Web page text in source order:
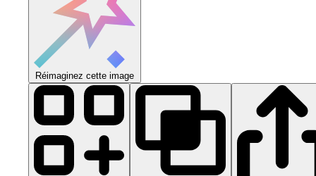
Réimaginez cette image